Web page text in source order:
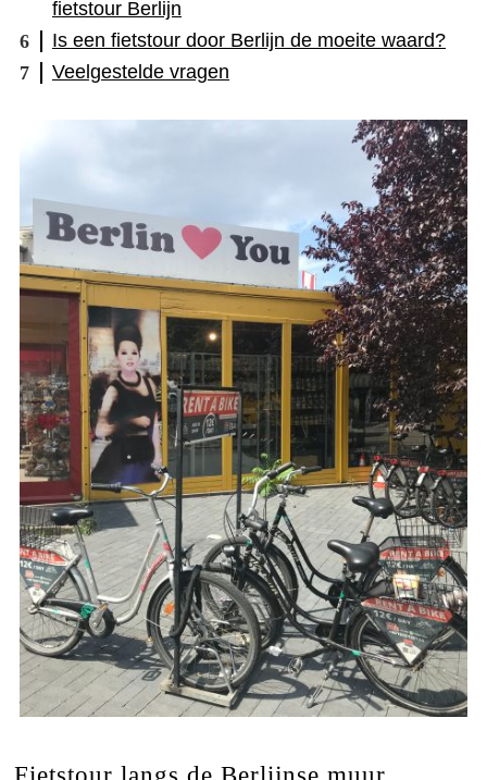
fietstour Berlijn
Is een fietstour door Berlijn de moeite waard?
Veelgestelde vragen